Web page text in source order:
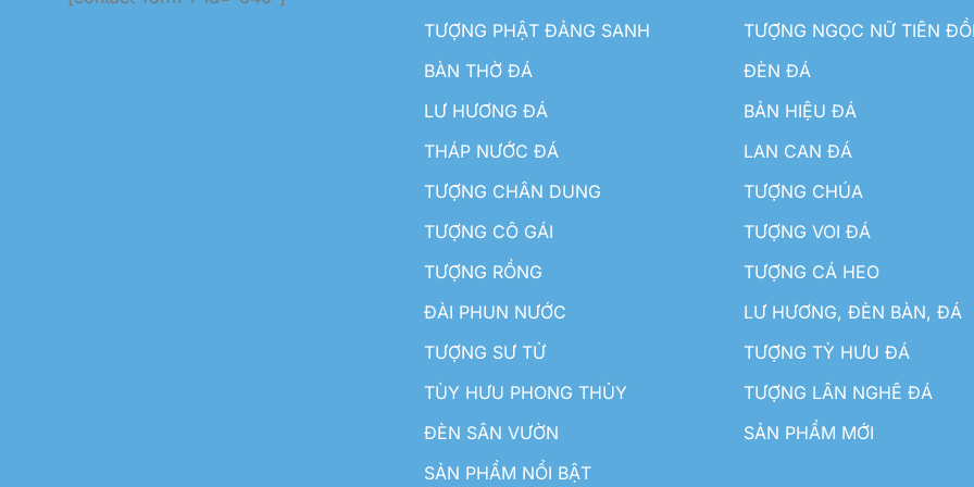
TƯỢNG PHẬT ĐẢNG SANH
TƯỢNG NGỌC NỮ TIÊN
BÀN THỜ ĐÁ
ĐÈN ĐÁ
LƯ HƯƠNG ĐÁ
BẢN HIỆU ĐÁ
THÁP NƯỚC ĐÁ
LAN CAN ĐÁ
TƯỢNG CHÂN DUNG
TƯỢNG CHÚA
TƯỢNG CÔ GÁI
TƯỢNG VOI ĐÁ
TƯỢNG RỒNG
TƯỢNG CÁ HEO
ĐÀI PHUN NƯỚC
LƯ HƯƠNG, ĐÈN BÀN, ĐÁ
TƯỢNG SƯ TỬ
TƯỢNG TỲ HƯU ĐÁ
TÙY HƯU PHONG THỦY
TƯỢNG LÂN NGHÊ ĐÁ
ĐÈN SÂN VƯỜN
SẢN PHẨM MỚI
SẢN PHẨM NỔI BẬT